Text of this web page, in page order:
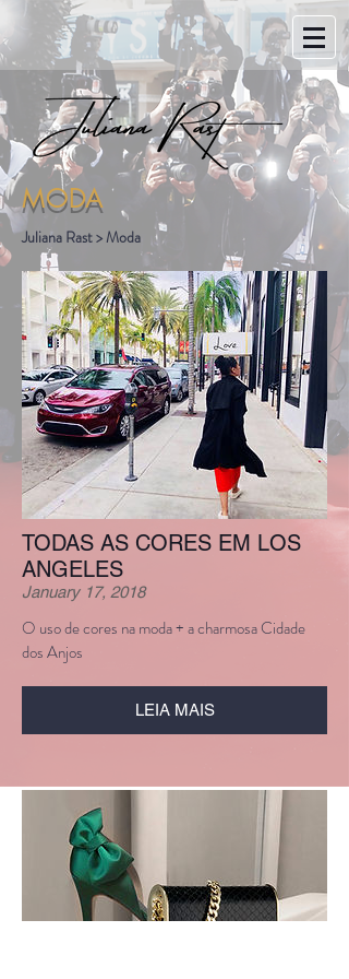
MODA
TODAS AS CORES EM LOS
ANGELES
January 17, 2018
O uso de cores na moda + a charmosa Cidade
dos Anjos
LEIA MAIS
Juliana Rast > Moda